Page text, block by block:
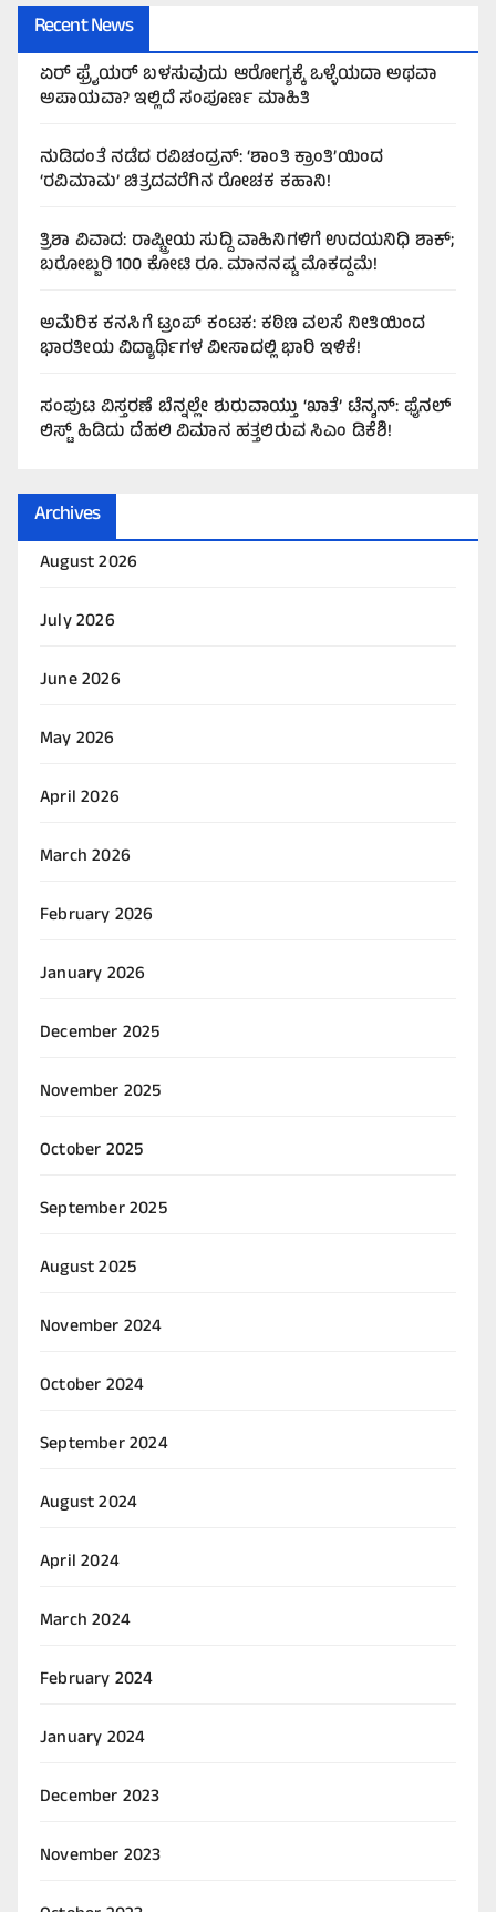
Recent News
ಏರ್‌ ಫ್ರೈಯರ್‌ ಬಳಸುವುದು ಆರೋಗ್ಯಕ್ಕೆ ಒಳ್ಳೆಯದಾ ಅಥವಾ
ಅಪಾಯವಾ? ಇಲ್ಲಿದೆ ಸಂಪೂರ್ಣ ಮಾಹಿತಿ
ನುಡಿದಂತೆ ನಡೆದ ರವಿಚಂದ್ರನ್: ‘ಶಾಂತಿ ಕ್ರಾಂತಿ’ಯಿಂದ
‘ರವಿಮಾಮ’ ಚಿತ್ರದವರೆಗಿನ ರೋಚಕ ಕಹಾನಿ!
ತ್ರಿಶಾ ವಿವಾದ: ರಾಷ್ಟ್ರೀಯ ಸುದ್ದಿ ವಾಹಿನಿಗಳಿಗೆ ಉದಯನಿಧಿ ಶಾಕ್;
ಬರೋಬ್ಬರಿ 100 ಕೋಟಿ ರೂ. ಮಾನನಷ್ಟ ಮೊಕದ್ದಮೆ!
ಅಮೆರಿಕ ಕನಸಿಗೆ ಟ್ರಂಪ್ ಕಂಟಕ: ಕಠಿಣ ವಲಸೆ ನೀತಿಯಿಂದ
ಭಾರತೀಯ ವಿದ್ಯಾರ್ಥಿಗಳ ವೀಸಾದಲ್ಲಿ ಭಾರಿ ಇಳಿಕೆ!
ಸಂಪುಟ ವಿಸ್ತರಣೆ ಬೆನ್ನಲ್ಲೇ ಶುರುವಾಯ್ತು ‘ಖಾತೆ’ ಟೆನ್ಶನ್: ಫೈನಲ್
ಲಿಸ್ಟ್ ಹಿಡಿದು ದೆಹಲಿ ವಿಮಾನ ಹತ್ತಲಿರುವ ಸಿಎಂ ಡಿಕೆಶಿ!
Archives
August 2026
July 2026
June 2026
May 2026
April 2026
March 2026
February 2026
January 2026
December 2025
November 2025
October 2025
September 2025
August 2025
November 2024
October 2024
September 2024
August 2024
April 2024
March 2024
February 2024
January 2024
December 2023
November 2023